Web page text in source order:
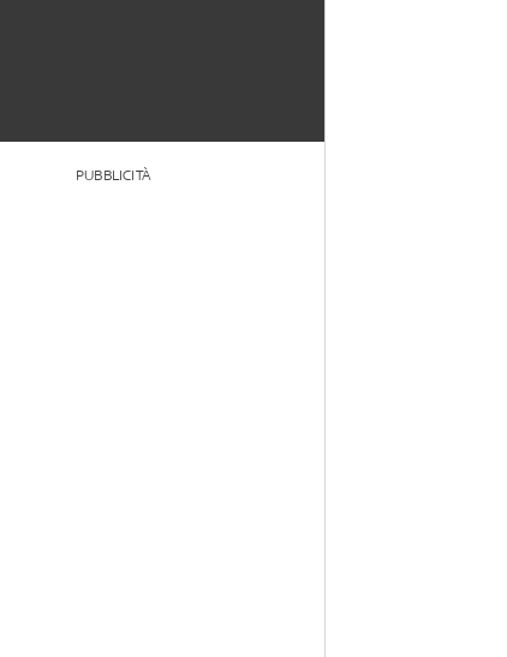
PUBBLICITÀ